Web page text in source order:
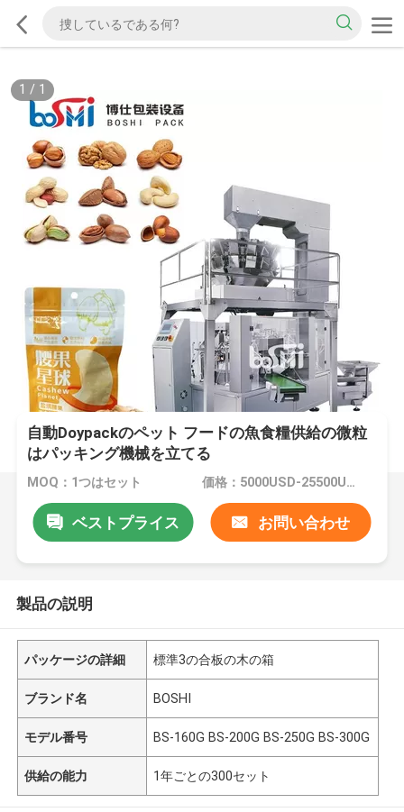
1 / 1
自動Doypackのペット フードの魚食糧供給の微粒
はパッキング機械を立てる
MOQ：1つはセット 価格：5000USD-25500USD per set
ベストプライス お問い合わせ
製品の説明
パッケージの詳細 標準3の合板の木の箱
ブランド名 BOSHI
モデル番号 BS-160G BS-200G BS-250G BS-300G
供給の能力 1年ごとの300セット